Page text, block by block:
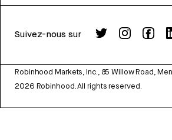
Suivez-nous sur
Robinhood Markets, Inc., 85 Willow Road,
2026 Robinhood. All rights reserved.